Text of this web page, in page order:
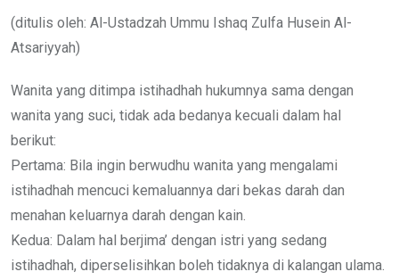
Email
(ditulis oleh: Al-Ustadzah Ummu Ishaq Zulfa Husein Al-
Atsariyyah)
Wanita yang ditimpa istihadhah hukumnya sama dengan
wanita yang suci, tidak ada bedanya kecuali dalam hal
berikut:
Pertama: Bila ingin berwudhu wanita yang mengalami
istihadhah mencuci kemaluannya dari bekas darah dan
menahan keluarnya darah dengan kain.
Kedua: Dalam hal berjima’ dengan istri yang sedang
istihadhah, diperselisihkan boleh tidaknya di kalangan ulama.